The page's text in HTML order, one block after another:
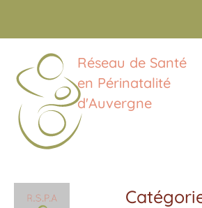
Réseau de Santé
en Périnatalité
d'Auvergne